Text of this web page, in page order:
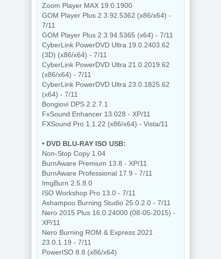
Zoom Player MAX 19.0.1900
GOM Player Plus 2.3.92.5362 (x86/x64) -
7/11
GOM Player Plus 2.3.94.5365 (x64) - 7/11
CyberLink PowerDVD Ultra 19.0.2403.62
(3D) (x86/x64) - 7/11
CyberLink PowerDVD Ultra 21.0.2019.62
(x86/x64) - 7/11
CyberLink PowerDVD Ultra 23.0.1825.62
(x64) - 7/11
Bongiovi DPS 2.2.7.1
FxSound Enhancer 13.028 - XP/11
FXSound Pro 1.1.22 (x86/x64) - Vista/11
• DVD BLU-RAY ISO USB:
Non-Stop Copy 1.04
BurnAware Premium 13.8 - XP/11
BurnAware Professional 17.9 - 7/11
ImgBurn 2.5.8.0
ISO Workshop Pro 13.0 - 7/11
Ashampoo Burning Studio 25.0.2.0 - 7/11
Nero 2015 Plus 16.0.24000 (08-05-2015) -
XP/11
Nero Burning ROM & Express 2021
23.0.1.19 - 7/11
PowerISO 8.8 (x86/x64)